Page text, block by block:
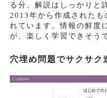
る分、解説はしっかりと
2013年から作成されたも
れています。情報の鮮度
が、楽しく学習できそう
穴埋め問題でサクサク